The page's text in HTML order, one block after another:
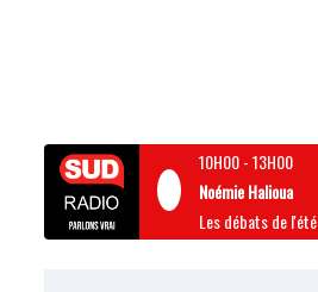
10H00-13H00
Noémie Halioua
Les débats de l'été